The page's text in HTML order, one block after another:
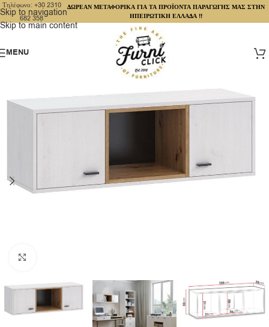
Skip to navigation
Skip to main content
Τηλέφωνο: +30 2310
682 358
ΔΩΡΕΑΝ ΜΕΤΑΦΟΡΙΚΑ ΓΙΑ ΤΑ ΠΡΟΪΟΝΤΑ ΠΑΡΑΓΩΓΗΣ ΜΑΣ ΣΤΗΝ
ΗΠΕΙΡΩΤΙΚΗ ΕΛΛΑΔΑ !!
MENU